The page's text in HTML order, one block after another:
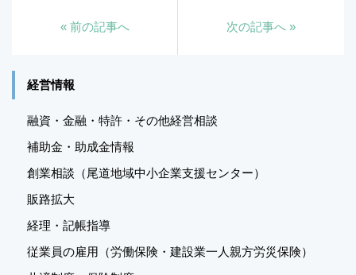
«前の記事へ 次の記事へ »
経営情報
融資・金融・特許・その他経営相談
補助金・助成金情報
創業相談（尾道地域中小企業支援センター）
販路拡大
経理・記帳指導
従業員の雇用（労働保険・建設業一人親方労災保険）